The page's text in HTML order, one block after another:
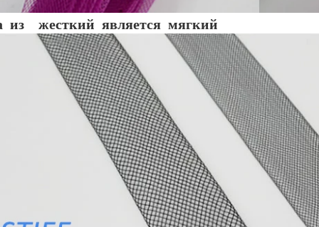
из жесткий является мягкий